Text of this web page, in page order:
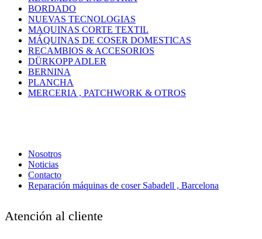
BORDADO
NUEVAS TECNOLOGIAS
MAQUINAS CORTE TEXTIL
MÁQUINAS DE COSER DOMESTICAS
RECAMBIOS & ACCESORIOS
DÜRKOPP ADLER
BERNINA
PLANCHA
MERCERIA , PATCHWORK & OTROS
Nosotros
Noticias
Contacto
Reparación máquinas de coser Sabadell , Barcelona
Atención al cliente